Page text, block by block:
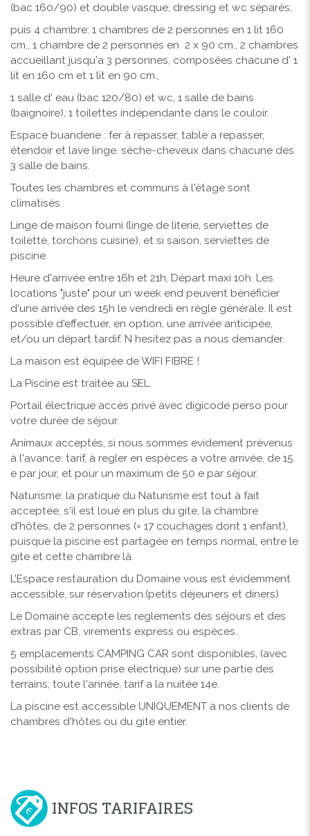
(bac 160/90) et double vasque, dressing et wc séparés,
puis 4 chambre: 1 chambres de 2 personnes en 1 lit 160
cm., 1 chambre de 2 personnes en 2 x 90 cm., 2 chambres
accueillant jusqu'a 3 personnes, composées chacune d' 1
lit en 160 cm et 1 lit en 90 cm.,
1 salle d' eau (bac 120/80) et wc, 1 salle de bains
(baignoire), 1 toilettes indépendante dans le couloir.
Espace buanderie : fer à repasser, table a repasser,
étendoir et lave linge. sèche-cheveux dans chacune des
3 salle de bains.
Toutes les chambres et communs à l'étage sont
climatisés.
Linge de maison fourni (linge de literie, serviettes de
toilette, torchons cuisine), et si saison, serviettes de
piscine.
Heure d'arrivée entre 16h et 21h, Départ maxi 10h. Les
locations "juste" pour un week end peuvent bénéficier
d'une arrivée des 15h le vendredi en règle générale. Il est
possible d'effectuer, en option, une arrivée anticipée,
et/ou un départ tardif. N hesitez pas a nous demander.
La maison est équipée de WIFI FIBRE !
La Piscine est traitée au SEL.
Portail électrique accès privé avec digicode perso pour
votre durée de séjour.
Animaux acceptés, si nous sommes evidement prévenus
à l'avance: tarif, à regler en espèces a votre arrivée, de 15
e par jour, et pour un maximum de 50 e par séjour.
Naturisme: la pratique du Naturisme est tout à fait
acceptée, s'il est loué en plus du gite, la chambre
d'hôtes, de 2 personnes (= 17 couchages dont 1 enfant),
puisque la piscine est partagée en temps normal, entre le
gite et cette chambre là.
L'Espace restauration du Domaine vous est évidemment
accessible, sur réservation.(petits déjeuners et diners)
Le Domaine accepte les reglements des séjours et des
extras par CB, virements express ou espèces.
5 emplacements CAMPING CAR sont disponibles, (avec
possibilité option prise electrique) sur une partie des
terrains, toute l'année, tarif a la nuitée 14e.
La piscine est accessible UNIQUEMENT à nos clients de
chambres d'hôtes ou du gite entier.
INFOS TARIFAIRES